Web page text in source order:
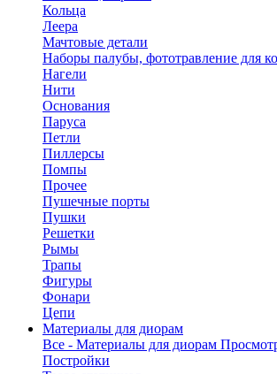
Кольца
Леера
Мачтовые детали
Наборы палубы, фототравление для
Нагели
Нити
Основания
Паруса
Петли
Пиллерсы
Помпы
Прочее
Пушечные порты
Пушки
Решетки
Рымы
Трапы
Фигуры
Фонари
Цепи
Материалы для диорам
Все - Материалы для диорам
Постройки